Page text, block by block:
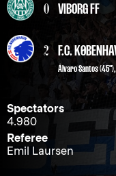
0 VIBORG FF
2 F.C.
Álvaro Santos
Spectators
4.980
Referee
Emil Laursen